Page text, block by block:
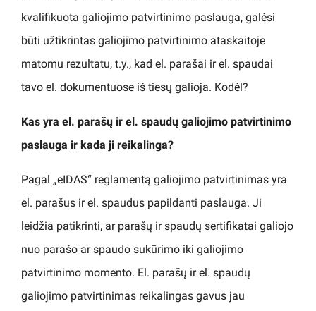
kvalifikuota galiojimo patvirtinimo paslauga, galėsi
būti užtikrintas galiojimo patvirtinimo ataskaitoje
matomu rezultatu, t.y., kad el. parašai ir el. spaudai
tavo el. dokumentuose iš tiesų galioja. Kodėl?
Kas yra el. parašų ir el. spaudų galiojimo patvirtinimo
paslauga ir kada ji reikalinga?
Pagal „eIDAS“ reglamentą galiojimo patvirtinimas yra
el. parašus ir el. spaudus papildanti paslauga. Ji
leidžia patikrinti, ar parašų ir spaudų sertifikatai galiojo
nuo parašo ar spaudo sukūrimo iki galiojimo
patvirtinimo momento. El. parašų ir el. spaudų
galiojimo patvirtinimas reikalingas gavus jau